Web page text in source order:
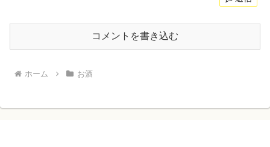
コメントを書き込む
ホーム お酒